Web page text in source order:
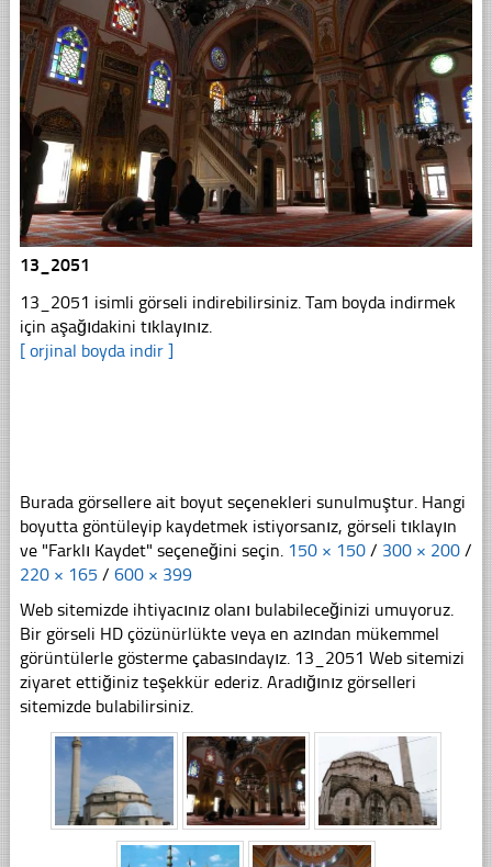
13_2051
13_2051 isimli görseli indirebilirsiniz. Tam boyda indirmek
için aşağıdakini tıklayınız.
[ orjinal boyda indir ]
Burada görsellere ait boyut seçenekleri sunulmuştur. Hangi
boyutta göntüleyip kaydetmek istiyorsanız, görseli tıklayın
ve "Farklı Kaydet" seçeneğini seçin. 150 × 150 / 300 × 200 /
220 × 165 / 600 × 399
Web sitemizde ihtiyacınız olanı bulabileceğinizi umuyoruz.
Bir görseli HD çözünürlükte veya en azından mükemmel
görüntülerle gösterme çabasındayız. 13_2051 Web sitemizi
ziyaret ettiğiniz teşekkür ederiz. Aradığınız görselleri
sitemizde bulabilirsiniz.